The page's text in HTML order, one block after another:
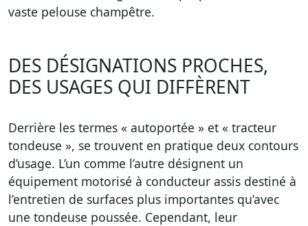
vaste pelouse champêtre.
DES DÉSIGNATIONS PROCHES,
DES USAGES QUI DIFFÈRENT
Derrière les termes « autoportée » et « tracteur
tondeuse », se trouvent en pratique deux contours
d’usage. L’un comme l’autre désignent un
équipement motorisé à conducteur assis destiné à
l’entretien de surfaces plus importantes qu’avec
une tondeuse poussée. Cependant, leur